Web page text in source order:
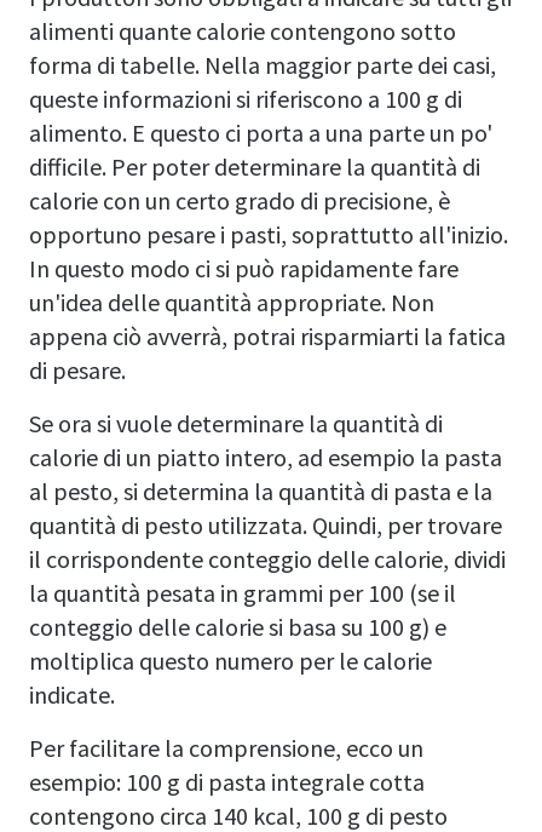
alimenti quante calorie contengono sotto
forma di tabelle. Nella maggior parte dei casi,
queste informazioni si riferiscono a 100 g di
alimento. E questo ci porta a una parte un po'
difficile. Per poter determinare la quantità di
calorie con un certo grado di precisione, è
opportuno pesare i pasti, soprattutto all'inizio.
In questo modo ci si può rapidamente fare
un'idea delle quantità appropriate. Non
appena ciò avverrà, potrai risparmiarti la fatica
di pesare.
Se ora si vuole determinare la quantità di
calorie di un piatto intero, ad esempio la pasta
al pesto, si determina la quantità di pasta e la
quantità di pesto utilizzata. Quindi, per trovare
il corrispondente conteggio delle calorie, dividi
la quantità pesata in grammi per 100 (se il
conteggio delle calorie si basa su 100 g) e
moltiplica questo numero per le calorie
indicate.
Per facilitare la comprensione, ecco un
esempio: 100 g di pasta integrale cotta
contengono circa 140 kcal, 100 g di pesto